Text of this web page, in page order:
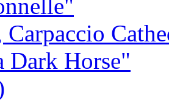
Dark Horse"